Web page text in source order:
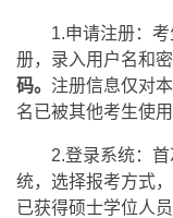
1.申请注册：
册，录入用户名和密
码。 注册信息仅对
名已被其他考生使
2.登录系统：
统，选择报考方式
已获得硕士学位人